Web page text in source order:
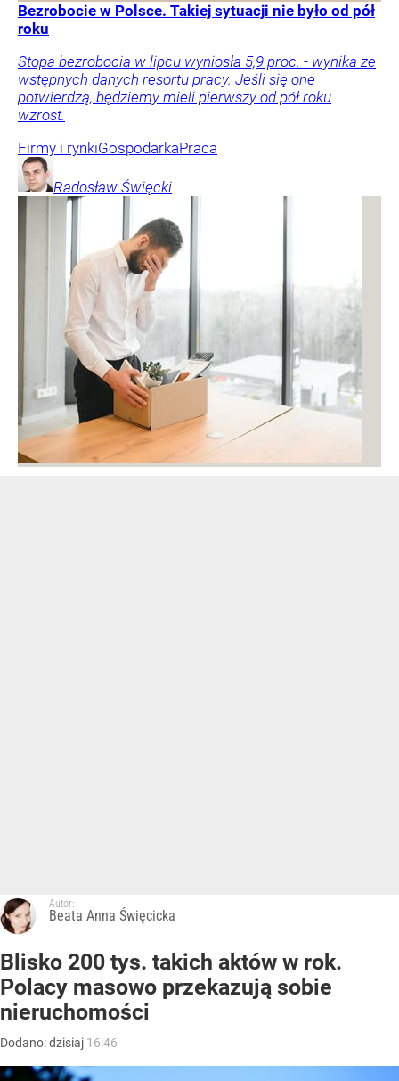
Bezrobocie w Polsce. Takiej sytuacji nie było od pół
roku
Stopa bezrobocia w lipcu wyniosła 5,9 proc. - wynika ze
wstępnych danych resortu pracy. Jeśli się one
potwierdzą, będziemy mieli pierwszy od pół roku
wzrost.
Firmy i rynkiGospodarkaPraca
Radosław Święcki
Autor:
Beata Anna Święcicka
Blisko 200 tys. takich aktów w rok.
Polacy masowo przekazują sobie
nieruchomości
Dodano:dzisiaj 16:46